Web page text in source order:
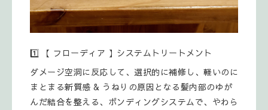
1️⃣ 【 フローディア 】システムトリートメント
ダメージ空洞に反応して、選択的に補修し、軽いのに
まとまる新質感 & うねりの原因となる髪内部のゆが
んだ結合を整える、ボンディングシステムで、やわら